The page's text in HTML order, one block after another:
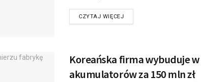
CZYTAJ WIĘCEJ
Koreańska firma wybuduje
akumulatorów za 150 mln zł